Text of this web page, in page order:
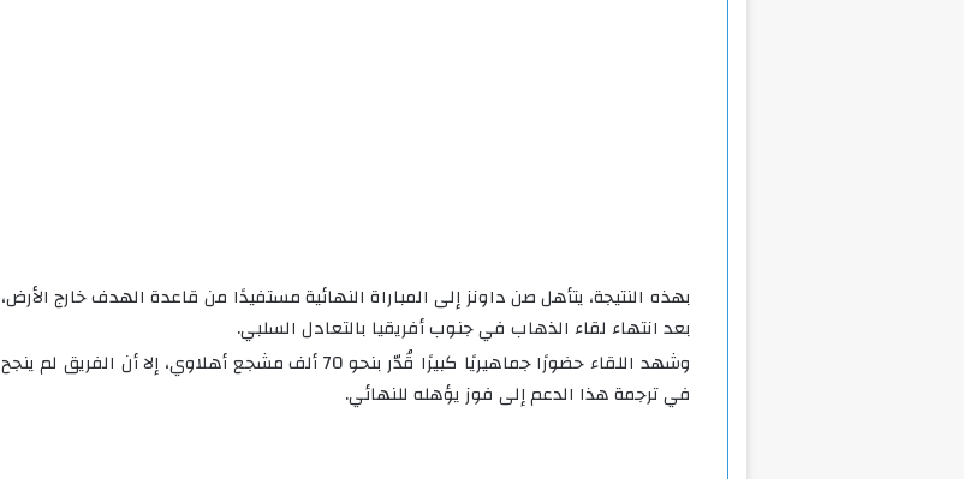
بهذه النتيجة، يتأهل صن داونز إلى المباراة النهائية مستفيدًا من قاعدة الهدف خارج الأرض،
بعد انتهاء لقاء الذهاب في جنوب أفريقيا بالتعادل السلبي.
وشهد اللقاء حضورًا جماهيريًا كبيرًا قُدّر بنحو 70 ألف مشجع أهلاوي، إلا أن الفريق لم ينجح
في ترجمة هذا الدعم إلى فوز يؤهله للنهائي.